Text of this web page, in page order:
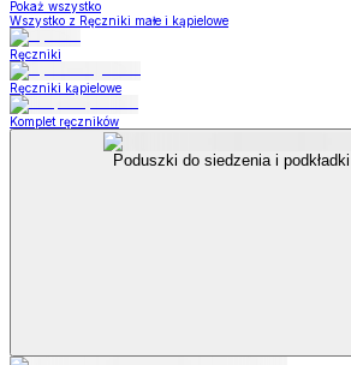
Pokaż wszystko
Wszystko z Ręczniki małe i kąpielowe
Ręczniki
Ręczniki kąpielowe
Komplet ręczników
Poduszki do siedzenia i